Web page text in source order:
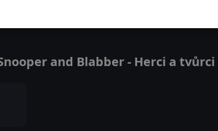
and Blabber - Herci a tvůrci